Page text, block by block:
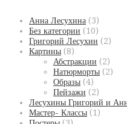
Анна Лесухина (3)
Без категории (10)
Григорий Лесухин (2)
Картины (8)
Абстракции (2)
Натюрморты (2)
Образы (4)
Пейзажи (2)
Лесухины Григорий и
Мастер- Классы (1)